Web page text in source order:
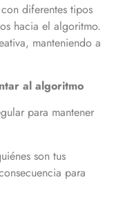
diferentes tipos
hacia el algoritmo.
manteniendo a
al algoritmo
para mantener
son tus
para